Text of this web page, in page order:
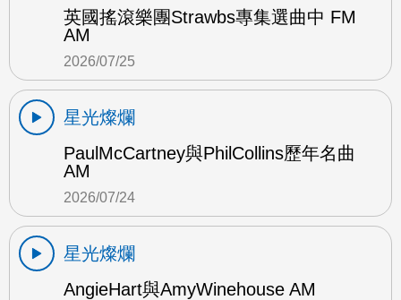
英國搖滾樂團Strawbs專集選曲中 FM
AM
2026/07/25
星光燦爛
PaulMcCartney與PhilCollins歷年名曲
AM
2026/07/24
星光燦爛
AngieHart與AmyWinehouse AM